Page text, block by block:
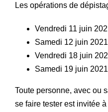
Les opérations de
Vendredi 11 juin
Samedi 12 juin
Vendredi 18 juin
Samedi 19 juin
Toute personne, avec ou
se faire tester est invitée